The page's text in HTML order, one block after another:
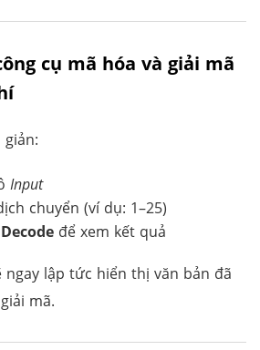
cụ mã hóa và giải mã
Input
chuyển (ví dụ: 1–25)
Decode để xem kết quả
ngay lập tức hiển thị văn bản đã
mã.